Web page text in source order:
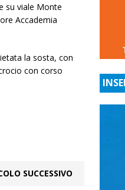
su viale Monte
Accademia
la sosta, con
con corso
SUCCESSIVO